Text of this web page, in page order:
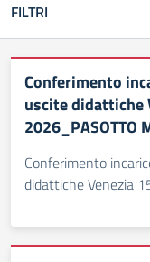
FILTRI
Conferimento
uscite didattiche
2026_PASOTTO
Conferimento
didattiche Venezia